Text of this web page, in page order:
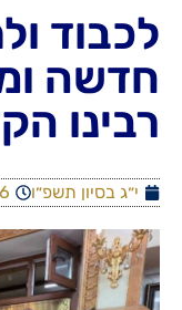
לכבוד
חדשה
רבינו
י״ג בסיון תשפ״ו